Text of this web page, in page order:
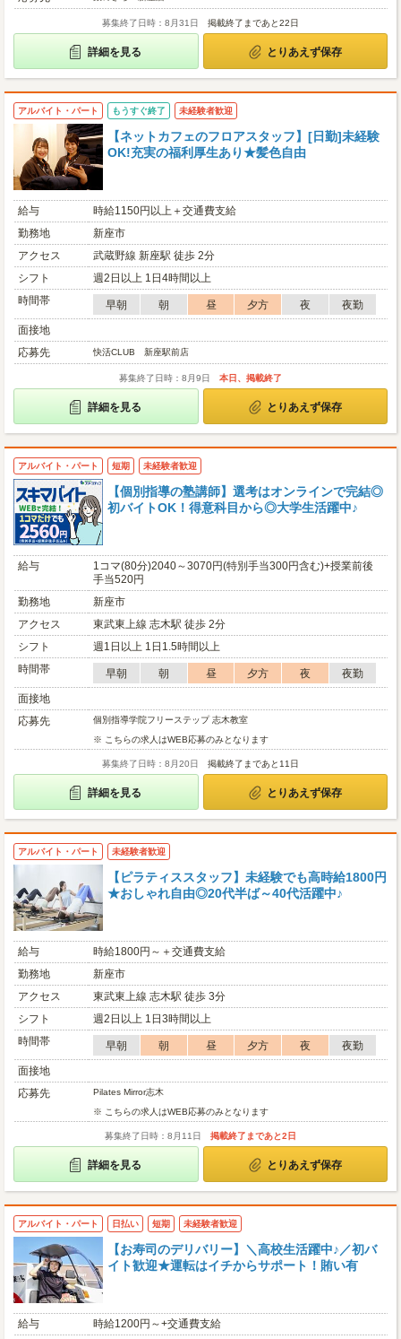
募集終了日時：8月31日 掲載終了まであと22日
詳細を見る とりあえず保存
アルバイト・パート もうすぐ終了 未経験者歓迎
【ネットカフェのフロアスタッフ】[日勤]未経験
OK!充実の福利厚生あり★髪色自由
給与
時給1150円以上＋交通費支給
勤務地
新座市
アクセス
武蔵野線 新座駅 徒歩 2分
シフト
週2日以上 1日4時間以上
時間帯
早朝 朝 昼 夕方 夜
夜勤
面接地
応募先
快活CLUB 新座駅前店
募集終了日時：8月9日 本日、掲載終了
詳細を見る とりあえず保存
アルバイト・パート 短期 未経験者歓迎
【個別指導の塾講師】選考はオンラインで完結◎
初バイトOK！得意科目から◎大学生活躍中♪
給与
1コマ(80分)2040～3070円(特別手当300円含む)+授業前後
手当520円
勤務地
新座市
アクセス
東武東上線 志木駅 徒歩 2分
シフト
週1日以上 1日1.5時間以上
時間帯
早朝 朝 昼 夕方 夜
夜勤
面接地
応募先
個別指導学院フリーステップ 志木教室
※ こちらの求人はWEB応募のみとなります
募集終了日時：8月20日 掲載終了まであと11日
詳細を見る とりあえず保存
アルバイト・パート 未経験者歓迎
【ピラティススタッフ】未経験でも高時給1800円
★おしゃれ自由◎20代半ば～40代活躍中♪
給与
時給1800円～＋交通費支給
勤務地
新座市
アクセス
東武東上線 志木駅 徒歩 3分
シフト
週2日以上 1日3時間以上
時間帯
早朝 朝 昼 夕方 夜
夜勤
面接地
応募先
Pilates Mirror志木
※ こちらの求人はWEB応募のみとなります
募集終了日時：8月11日 掲載終了まであと2日
詳細を見る とりあえず保存
アルバイト・パート 日払い 短期 未経験者歓迎
【お寿司のデリバリー】＼高校生活躍中♪／初バ
イト歓迎★運転はイチからサポート！賄い有
給与
時給1200円～+交通費支給